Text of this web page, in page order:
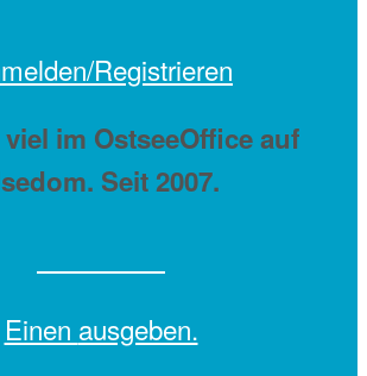
Registrieren
im OstseeOffice auf
Seit 2007.
Einen ausgeben.